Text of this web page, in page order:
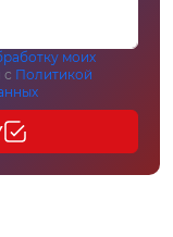
моих
с Политикой